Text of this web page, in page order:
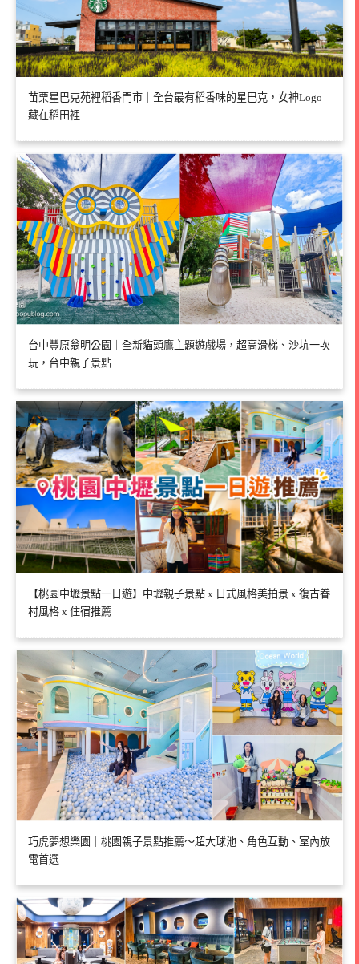
苗栗星巴克苑裡稻香門市｜全台最有稻香味的星巴克，女神Logo
藏在稻田裡
台中豐原翁明公園｜全新貓頭鷹主題遊戲場，超高滑梯、沙坑一次
玩，台中親子景點
【桃園中壢景點一日遊】中壢親子景點 x 日式風格美拍景 x 復古眷
村風格 x 住宿推薦
巧虎夢想樂園｜桃園親子景點推薦～超大球池、角色互動、室內放
電首選